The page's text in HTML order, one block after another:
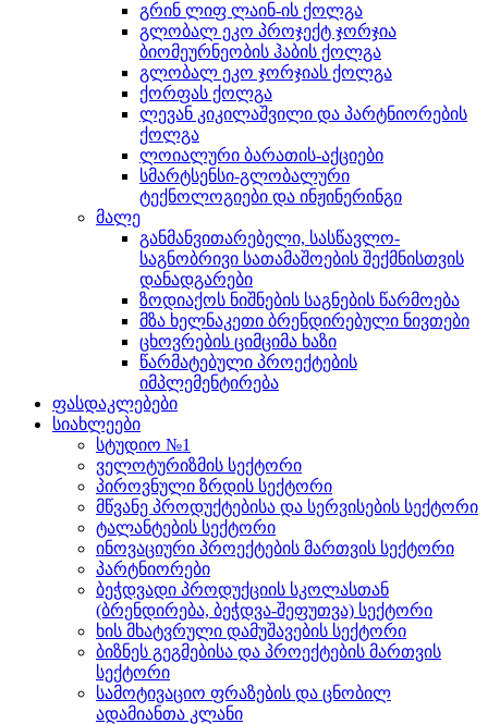
გრინ ლიფ ლაინ-ის ქოლგა
გლობალ ეკო პროჯექტ ჯორჯია
ბიომეურნეობის ჰაბის ქოლგა
გლობალ ეკო ჯორჯიას ქოლგა
ქორფას ქოლგა
ლევან კიკილაშვილი და პარტნიორების
ქოლგა
ლოიალური ბარათის-აქციები
სმარტსენსი-გლობალური
ტექნოლოგიები და ინჟინერინგი
მალე
განმანვითარებელი, სასწავლო-
საგნობრივი სათამაშოების შექმნისთვის
დანადგარები
ზოდიაქოს ნიშნების საგნების წარმოება
მზა ხელნაკეთი ბრენდირებული ნივთები
ცხოვრების ციმციმა ხაზი
წარმატებული პროექტების
იმპლემენტირება
ფასდაკლებები
სიახლეები
სტუდიო №1
ველოტურიზმის სექტორი
პიროვნული ზრდის სექტორი
მწვანე პროდუქტებისა და სერვისების სექტორი
ტალანტების სექტორი
ინოვაციური პროექტების მართვის სექტორი
პარტნიორები
ბეჭდვადი პროდუქციის სკოლასთან
(ბრენდირება, ბეჭდვა-შეფუთვა) სექტორი
ხის მხატვრული დამუშავების სექტორი
ბიზნეს გეგმებისა და პროექტების მართვის
სექტორი
სამოტივაციო ფრაზების და ცნობილ
ადამიანთა კლანი